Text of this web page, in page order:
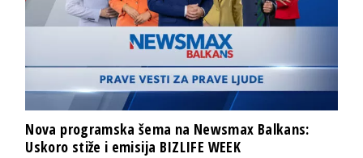
Nova programska šema na Newsmax Balkans:
Uskoro stiže i emisija BIZLIFE WEEK